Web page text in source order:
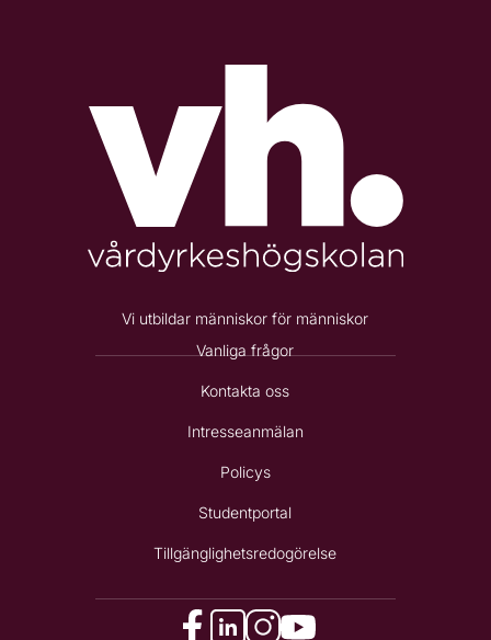
Vi utbildar människor för människor
Vanliga frågor
Kontakta oss
Intresseanmälan
Policys
Studentportal
Tillgänglighetsredogörelse